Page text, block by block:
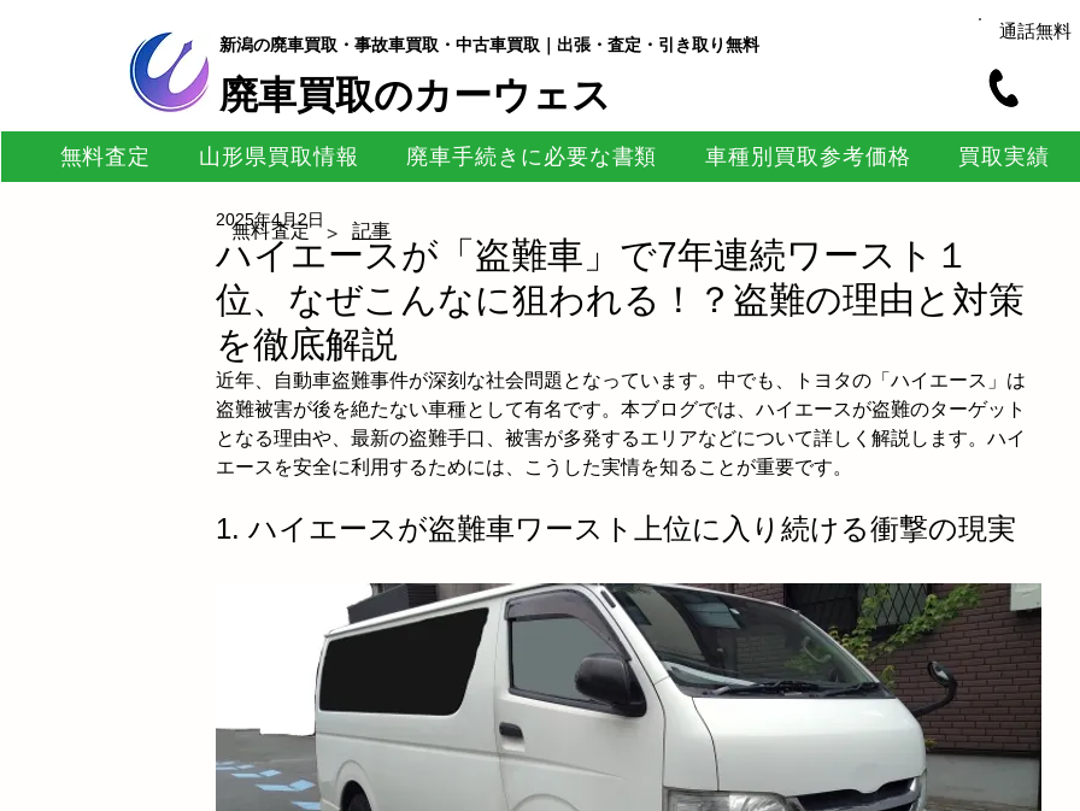
新潟の廃車買取・事故車買取・中古車買取｜出張・査定・引き取り無料
​廃車買取のカーウェス
通話無料
無料査定 山形県買取情報 廃車手続きに必要な書類 車種別買取参考価格 買取実績
ハイエースが「盗難車」で7年連続ワースト１
位、なぜこんなに狙われる！？盗難の理由と対策
を徹底解説
2025年4月2日
近年、自動車盗難事件が深刻な社会問題となっています。中でも、トヨタの「ハイエース」は
盗難被害が後を絶たない車種として有名です。本ブログでは、ハイエースが盗難のターゲット
となる理由や、最新の盗難手口、被害が多発するエリアなどについて詳しく解説します。ハイ
エースを安全に利用するためには、こうした実情を知ることが重要です。
1. ハイエースが盗難車ワースト上位に入り続ける衝撃の現実
無料査定 > 記事